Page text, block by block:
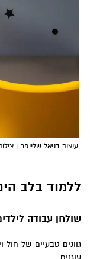
עיצוב דניאל שלייפר | צילום
ללמוד בלב
שולחן עבודה
גוונים טבעיים של